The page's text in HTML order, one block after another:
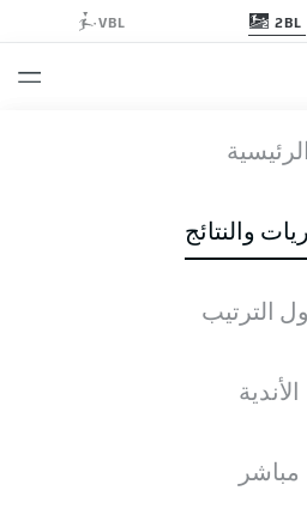
2BL
VBL
الرئيسية
والنتائج
الترتيب
الأندية
مباشر
1
التشكيلات الإحصائيات